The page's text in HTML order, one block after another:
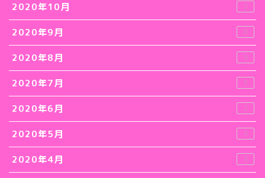
2020年10月 2
2020年9月 8
2020年8月 9
2020年7月 5
2020年6月 2
2020年5月 3
2020年4月 3